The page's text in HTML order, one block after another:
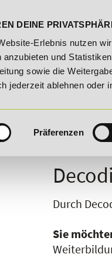
DEINE
Erlebnis nutzen
anzubieten und
sowie die
jederzeit ablehnen oder
Präferenzen
20%
H K
Durch
Sie